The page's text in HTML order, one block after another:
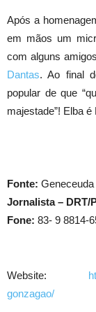
Após a
em mãos um
com alguns
Dantas. Ao final
popular de que
majestade”! Elba é
Fonte:
Jornalista – DRT/
Fone: 83- 9 8814-
Website:
gonzagao/